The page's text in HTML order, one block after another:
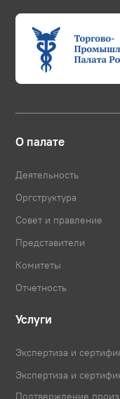
О палате
Деятельность
Оргструктура
Совет и правление
Представители
Комитеты
Отчетность
Услуги
Экспертиза и
Экспертиза и
Подтверждение